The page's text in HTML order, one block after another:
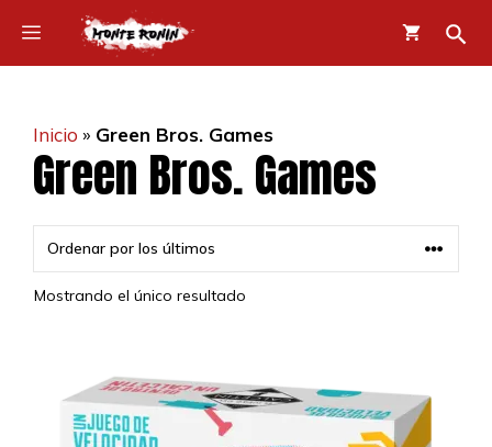
contenido
Menú
Inicio » Green Bros. Games
Green Bros. Games
Mostrando el único resultado